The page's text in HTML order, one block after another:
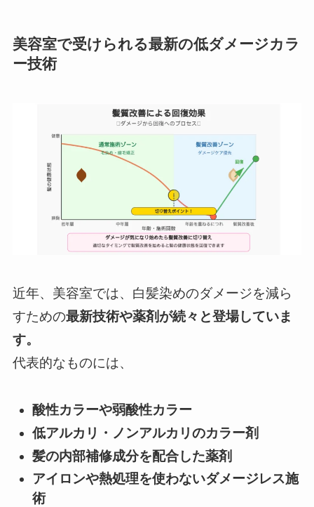
美容室で受けられる最新の低ダメージカラ
ー技術
近年、美容室では、白髪染めのダメージを減ら
すための最新技術や薬剤が続々と登場していま
す。
代表的なものには、
酸性カラーや弱酸性カラー
低アルカリ・ノンアルカリのカラー剤
髪の内部補修成分を配合した薬剤
アイロンや熱処理を使わないダメージレス施
術